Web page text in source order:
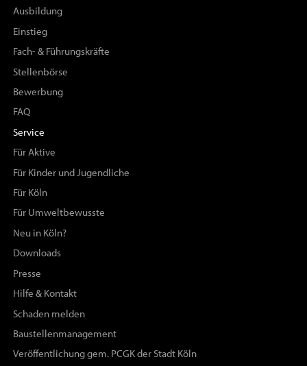
Ausbildung
Einstieg
Fach- & Führungskräfte
Stellenbörse
Bewerbung
FAQ
Service
Für Aktive
Für Kinder und Jugendliche
Für Köln
Für Umweltbewusste
Neu in Köln?
Downloads
Presse
Hilfe & Kontakt
Schaden melden
Baustellenmanagement
Veröffentlichung gem. PCGK der Stadt Köln